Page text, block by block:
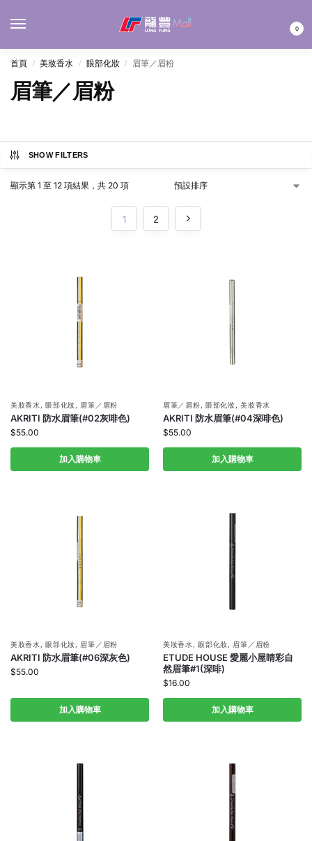
0
首頁 / 美妝香水 / 眼部化妝 / 眉筆／眉粉
眉筆／眉粉
SHOW FILTERS
顯示第 1 至 12 項結果，共 20 項
1 2
美妝香水 ,眼部化妝, 眉筆／眉粉
AKRITI 防水眉筆(#02灰啡色)
$55.00
加入購物車
眉筆／眉粉, 眼部化妝,美妝香水
AKRITI 防水眉筆(#04深啡色)
$55.00
加入購物車
美妝香水 ,眼部化妝, 眉筆／眉粉
AKRITI 防水眉筆(#06深灰色)
$55.00
加入購物車
美妝香水 ,眼部化妝, 眉筆／眉粉
ETUDE HOUSE 愛麗小屋睛彩自
然眉筆#1(深啡)
$16.00
加入購物車